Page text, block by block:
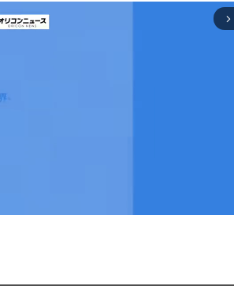
arrow_forward_ios